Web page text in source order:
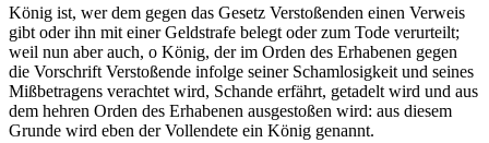
König ist, wer dem gegen das Gesetz Verstoßenden einen Verweis
gibt oder ihn mit einer Geldstrafe belegt oder zum Tode verurteilt;
weil nun aber auch, o König, der im Orden des Erhabenen gegen
die Vorschrift Verstoßende infolge seiner Schamlosigkeit und seines
Mißbetragens verachtet wird, Schande erfährt, getadelt wird und aus
dem hehren Orden des Erhabenen ausgestoßen wird: aus diesem
Grunde wird eben der Vollendete ein König genannt.